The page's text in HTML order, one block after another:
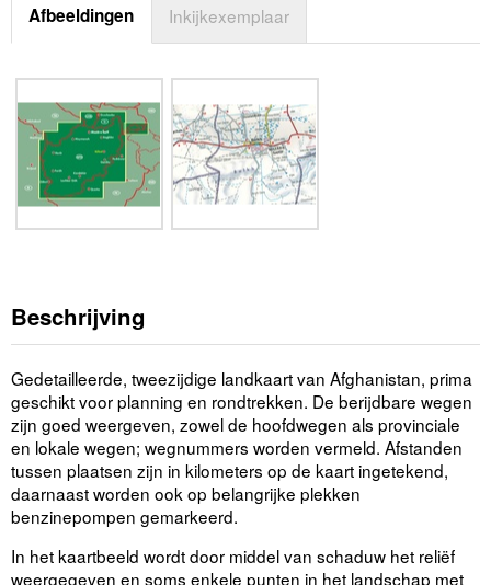
Afbeeldingen Inkijkexemplaar
Beschrijving
Gedetailleerde, tweezijdige landkaart van Afghanistan, prima
geschikt voor planning en rondtrekken. De berijdbare wegen
zijn goed weergeven, zowel de hoofdwegen als provinciale
en lokale wegen; wegnummers worden vermeld. Afstanden
tussen plaatsen zijn in kilometers op de kaart ingetekend,
daarnaast worden ook op belangrijke plekken
benzinepompen gemarkeerd.
In het kaartbeeld wordt door middel van schaduw het reliëf
weergegeven en soms enkele punten in het landschap met